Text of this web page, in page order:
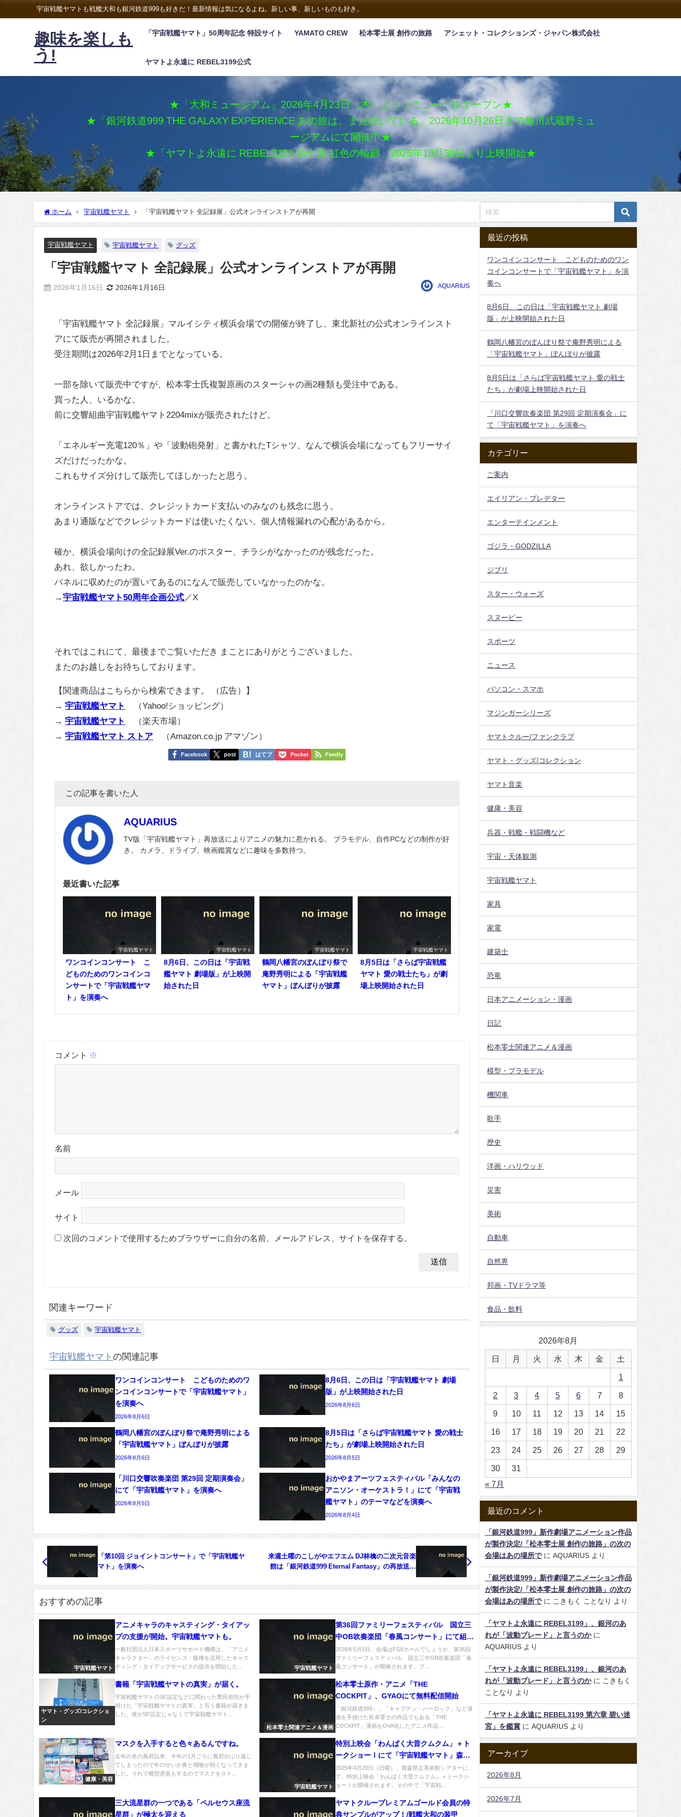
宇宙戦艦ヤマトも戦艦大和も銀河鉄道999も好きだ！最新情報は気になるよね。新しい事、新しいものも好き。
趣味を楽しも
う!
「宇宙戦艦ヤマト」50周年記念 特設サイト YAMATO CREW 松本零士展 創作の旅路 アシェット・コレクションズ・ジャパン株式会社
ヤマトよ永遠に REBEL3199公式
★「大和ミュージアム」2026年4月23日（木）よりリニューアルオープン★
★「銀河鉄道999 THE GALAXY EXPERIENCE あの旅は、まだ続いている」2026年10月26日まで角川武蔵野ミュ
ージアムにて開催中★
★「ヤマトよ永遠に REBEL3199 第七章 虹色の輪廻」2026年10月30日より上映開始★
ホーム 宇宙戦艦ヤマト 「宇宙戦艦ヤマト 全記録展」公式オンラインストアが再開
宇宙戦艦ヤマト 宇宙戦艦ヤマト グッズ
「宇宙戦艦ヤマト 全記録展」公式オンラインストアが再開
2026年1月16日 2026年1月16日 AQUARIUS
「宇宙戦艦ヤマト 全記録展」マルイシティ横浜会場での開催が終了し、東北新社の公式オンラインスト
アにて販売が再開されました。
受注期間は2026年2月1日までとなっている。
一部を除いて販売中ですが、松本零士氏複製原画のスターシャの画2種類も受注中である。
買った人、いるかな。
前に交響組曲宇宙戦艦ヤマト2204mixが販売されたけど。
「エネルギー充電120％」や「波動砲発射」と書かれたTシャツ、なんで横浜会場になってもフリーサイ
ズだけだったかな。
これもサイズ分けして販売してほしかったと思う。
オンラインストアでは、クレジットカード支払いのみなのも残念に思う。
あまり通販などでクレジットカードは使いたくない。個人情報漏れの心配があるから。
確か、横浜会場向けの全記録展Ver.のポスター、チラシがなかったのが残念だった。
あれ、欲しかったわ。
パネルに収めたのが置いてあるのになんで販売していなかったのかな。
→宇宙戦艦ヤマト50周年企画公式 ／X
それではこれにて、最後までご覧いただき まことにありがとうございました。
またのお越しをお待ちしております。
【関連商品はこちらから検索できます。 （広告）】
→宇宙戦艦ヤマト
（Yahoo!ショッピング）
→宇宙戦艦ヤマト
（楽天市場）
→宇宙戦艦ヤマト ストア （Amazon.co.jp アマゾン）
Facebook post はてブ Pocket Feedly
この記事を書いた人
AQUARIUS
TV版「宇宙戦艦ヤマト」再放送によりアニメの魅力に惹かれる。 プラモデル、自作PCなどの制作が好
き。 カメラ、ドライブ、映画鑑賞などに趣味を多数持つ。
最近書いた記事
宇宙戦艦ヤマト
ワンコインコンサート こ
どものためのワンコインコ
ンサートで「宇宙戦艦ヤマ
ト」を演奏へ
宇宙戦艦ヤマト
8月6日、この日は「宇宙戦
艦ヤマト 劇場版」が上映開
始された日
宇宙戦艦ヤマト
鶴岡八幡宮のぼんぼり祭で
庵野秀明による「宇宙戦艦
ヤマト」ぼんぼりが披露
宇宙戦艦ヤマト
8月5日は「さらば宇宙戦艦
ヤマト 愛の戦士たち」が劇
場上映開始された日
コメント ※
名前
メール
サイト
次回のコメントで使用するためブラウザーに自分の名前、メールアドレス、サイトを保存する。
関連キーワード
グッズ 宇宙戦艦ヤマト
宇宙戦艦ヤマトの関連記事
ワンコインコンサート こどものためのワ
ンコインコンサートで「宇宙戦艦ヤマト」
を演奏へ
2026年8月6日
8月6日、この日は「宇宙戦艦ヤマト 劇場
版」が上映開始された日
2026年8月6日
鶴岡八幡宮のぼんぼり祭で庵野秀明による
「宇宙戦艦ヤマト」ぼんぼりが披露
2026年8月6日
8月5日は「さらば宇宙戦艦ヤマト 愛の戦士
たち」が劇場上映開始された日
2026年8月5日
「川口交響吹奏楽団 第29回 定期演奏会」
にて「宇宙戦艦ヤマト」を演奏へ
2026年8月5日
おかやまアーツフェスティバル「みんなの
アニソン・オーケストラ！」にて「宇宙戦
艦ヤマト」のテーマなどを演奏へ
2026年8月4日
「第10回 ジョイントコンサート」で「宇宙戦艦ヤ
マト」を演奏へ
来週土曜のこしがやエフエム DJ林檎の二次元音楽
館は「銀河鉄道999 Eternal Fantasy」の再放送予
おすすめの記事
宇宙戦艦ヤマト
アニメキャラのキャスティング・タイアッ
プの支援が開始。宇宙戦艦ヤマトも。
一般社団法人日本スポーツサポート機構は、「アニメ
キャラクター」のライセンス・版権を活用したキャス
ティング・タイアップサービスの提供を開始した...
宇宙戦艦ヤマト
第36回ファミリーフェスティバル 国立三
中OB吹奏楽団「春風コンサート」にて組曲
「宇宙戦艦ヤマト」を演奏へ
2026年5月5日、会場はFSXホールでしょうか、第36回
ファミリーフェスティバル 国立三中OB吹奏楽団「春
風コンサート」が開催されます。プ...
ヤマト・グッズ/コレクショ
ン
書籍「宇宙戦艦ヤマトの真実」が届く。
宇宙戦艦ヤマトのSF設定などに関わった豊田有恒が手
掛けた「宇宙戦艦ヤマトの真実」と言う書籍が届きま
した。彼がSF設定じゃなくて宇宙戦艦ヤマト...
松本零士関連アニメ＆漫画
松本零士原作・アニメ「THE
COCKPIT」、GYAOにて無料配信開始
「銀河鉄道999」、「キャプテン・ハーロック」など漫
画を手掛けた松本零士の作品でもある「THE
COCKPIT」漫画をOVA化したアニメ作品...
健康・美容
マスクを入手すると色々あるんですね。
去年の冬の風邪以来、今年の1月ごろに風邪がぶり返し
てしまったので年のせいか鼻と咽喉が弱くなってきま
した。それで模型塗装もするのでマスクをスト...
宇宙戦艦ヤマト
特別上映会「わんぱく大昔クムクム」＋ト
ークショーⅠにて「宇宙戦艦ヤマト」森雪
初代声優：麻上洋子さんご登壇へ
2025年4月20日（日曜）、青森県立美術館シアターに
て、特別上映会「わんぱく大昔クムクム』＋トークシ
ョーⅠが開催されます。その中で「宇宙戦...
三大流星群の一つである「ペルセウス座流
星群」が極太を迎える
ヤマトクループレミアムゴールド会員の特
典サンプルがアップ！/戦艦大和の装甲
最近の投稿
ワンコインコンサート こどものためのワン
コインコンサートで「宇宙戦艦ヤマト」を演
奏へ
8月6日、この日は「宇宙戦艦ヤマト 劇場
版」が上映開始された日
鶴岡八幡宮のぼんぼり祭で庵野秀明による
「宇宙戦艦ヤマト」ぼんぼりが披露
8月5日は「さらば宇宙戦艦ヤマト 愛の戦士
たち」が劇場上映開始された日
「川口交響吹奏楽団 第29回 定期演奏会」に
て「宇宙戦艦ヤマト」を演奏へ
カテゴリー
ご案内
エイリアン・プレデター
エンターテインメント
ゴジラ・GODZILLA
ジブリ
スター・ウォーズ
スヌーピー
スポーツ
ニュース
パソコン・スマホ
マジンガーシリーズ
ヤマトクルー/ファンクラブ
ヤマト・グッズ/コレクション
ヤマト音楽
健康・美容
兵器・戦艦・戦闘機など
宇宙・天体観測
宇宙戦艦ヤマト
家具
家電
建築士
恐竜
日本アニメーション・漫画
日記
松本零士関連アニメ＆漫画
模型・プラモデル
機関車
歌手
歴史
洋画・ハリウッド
災害
美術
自動車
自然界
邦画・TVドラマ等
食品・飲料
2026年8月
日 月 火 水 木 金 土
1
2 3 4 5 6 7 8
9 10 11 12 13 14 15
16 17 18 19 20 21 22
23 24 25 26 27 28 29
30
31
« 7月
最近のコメント
「銀河鉄道999」新作劇場アニメーション作品
が製作決定/「松本零士展 創作の旅路」の次の
会場はあの場所でに AQUARIUSより
「銀河鉄道999」新作劇場アニメーション作品
が製作決定/「松本零士展 創作の旅路」の次の
会場はあの場所でに こきもく ことなり より
「ヤマトよ永遠に REBEL3199」、銀河のあ
れが「波動ブレード」と言うのかに
AQUARIUSより
「ヤマトよ永遠に REBEL3199」、銀河のあ
れが「波動ブレード」と言うのかに
こきもく
ことなり
より
「ヤマトよ永遠に REBEL3199 第六章 碧い迷
宮」を鑑賞に AQUARIUSより
アーカイブ
2026年8月
2026年7月